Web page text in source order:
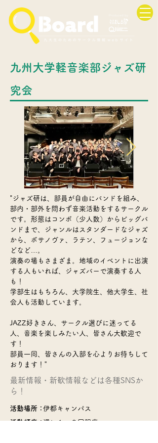
九州大学軽音楽部ジャズ研
究会
"ジャズ研は、部員が自由にバンドを組み、
部内・部外を問わず音楽活動をするサークル
です。形態はコンボ（少人数）からビッグバ
ンドまで、ジャンルはスタンダードなジャズ
から、ボサノヴァ、ラテン、フュージョンな
どなど…。
演奏の場もさまざま。地域のイベントに出演
する人もいれば、ジャズバーで演奏する人
も！
学部生はもちろん、大学院生、他大学生、社
会人も活動しています。
JAZZ好きさん、サークル選びに迷ってる
人、音楽を楽しみたい人、皆さん大歓迎で
す！
部員一同、皆さんの入部を心よりお待ちして
おります！"
​最新情報・新歓情報などは各種SNSか
ら！
活動場所：伊都キャンパス
活動頻度：週に１～２回程度